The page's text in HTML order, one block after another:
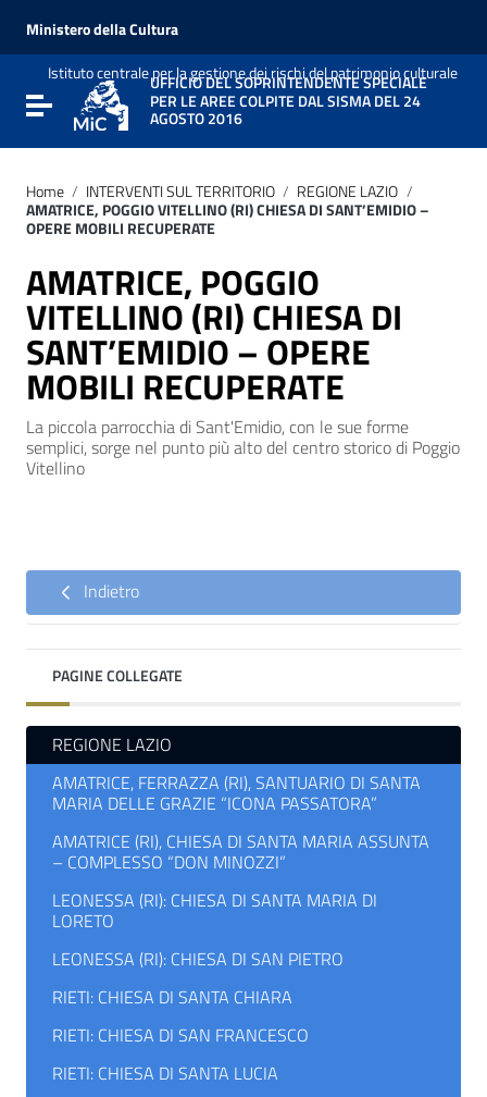
Vai al menu di navigazione
Vai al footer
Ministero della Cultura
Istituto centrale per la gestione dei rischi del patrimonio culturale
Attiva / disattiva la navigazione
UFFICIO DEL SOPRINTENDENTE SPECIALE
PER LE AREE COLPITE DAL SISMA DEL 24
AGOSTO 2016
Home / INTERVENTI SUL TERRITORIO / REGIONE LAZIO /
AMATRICE, POGGIO VITELLINO (RI) CHIESA DI SANT’EMIDIO –
OPERE MOBILI RECUPERATE
AMATRICE, POGGIO
VITELLINO (RI) CHIESA DI
SANT’EMIDIO – OPERE
MOBILI RECUPERATE
La piccola parrocchia di Sant'Emidio, con le sue forme
semplici, sorge nel punto più alto del centro storico di Poggio
Vitellino
Indietro
PAGINE COLLEGATE
REGIONE LAZIO
AMATRICE, FERRAZZA (RI), SANTUARIO DI SANTA
MARIA DELLE GRAZIE “ICONA PASSATORA”
AMATRICE (RI), CHIESA DI SANTA MARIA ASSUNTA
– COMPLESSO “DON MINOZZI”
LEONESSA (RI): CHIESA DI SANTA MARIA DI
LORETO
LEONESSA (RI): CHIESA DI SAN PIETRO
RIETI: CHIESA DI SANTA CHIARA
RIETI: CHIESA DI SAN FRANCESCO
RIETI: CHIESA DI SANTA LUCIA